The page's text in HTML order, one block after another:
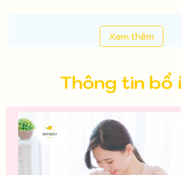
Xem thêm
Thông tin bổ